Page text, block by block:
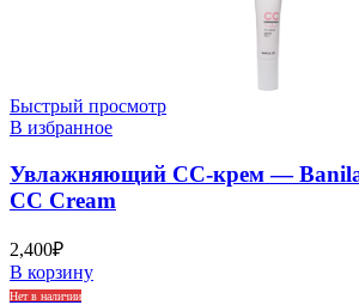
Быстрый просмотр
В избранное
Увлажняющий СС-крем —
CC Cream
2,400₽
В корзину
Нет в наличии